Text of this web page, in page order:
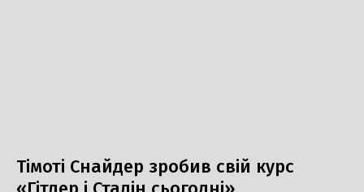
Тімоті Снайдер зробив свій курс